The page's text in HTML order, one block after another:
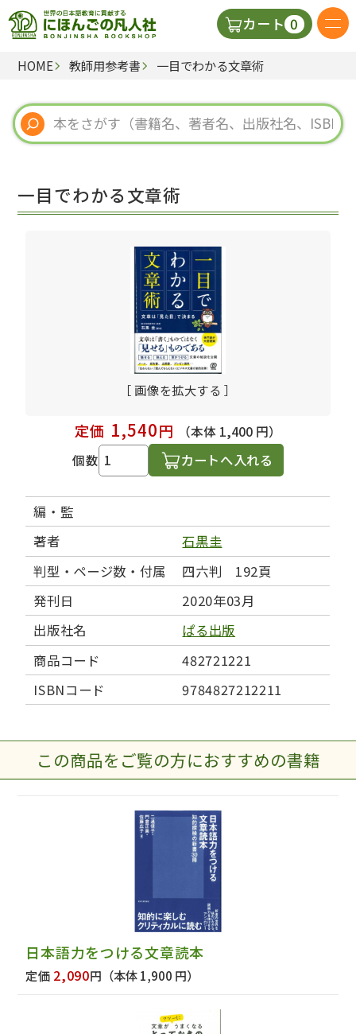
カート 0
日本語の教科書
視聴覚・補助教材
HOME 教師用参考書 一目でわかる文章術
一目でわかる文章術
［ 画像を拡大する ］
定価 1,540円
（本体 1,400 円）
個数
カートへ入れる
編・監
著者
石黒圭
判型・ページ数・付属
四六判 192頁
発刊日
2020年03月
出版社名
ぱる出版
商品コード
482721221
ISBNコード
9784827212211
この商品をご覧の方におすすめの書籍
日本語力をつける文章読本
定価 2,090円 （本体 1,900 円）